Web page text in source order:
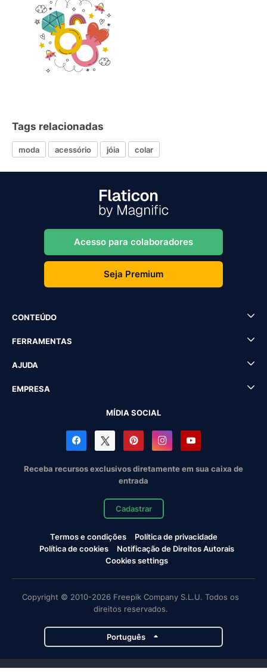
Tags relacionadas
moda acessório jóia colar
Acesso para colaboradores
Seja Premium
CONTEÚDO
FERRAMENTAS
AJUDA
EMPRESA
MÍDIA SOCIAL
Receba recursos exclusivos diretamente em sua caixa de
entrada
Cadastrar
Termos e condições
Política de privacidade
Política de cookies
Notificação de Direitos Autorais
Cookies settings
Copyright © 2010-2026 Freepik Company S.L.U. Todos os
direitos reservados.
Português